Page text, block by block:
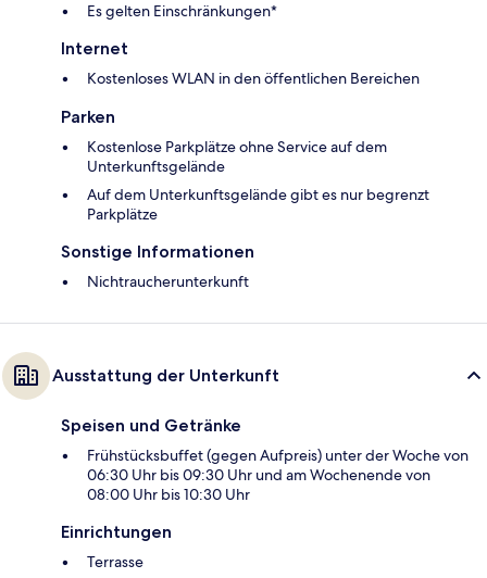
Es gelten Einschränkungen*
Internet
Kostenloses WLAN in den öffentlichen Bereichen
Parken
Kostenlose Parkplätze ohne Service auf dem
Unterkunftsgelände
Auf dem Unterkunftsgelände gibt es nur begrenzt
Parkplätze
Sonstige Informationen
Nichtraucherunterkunft
Ausstattung der Unterkunft
Speisen und Getränke
Frühstücksbuffet (gegen Aufpreis) unter der Woche von
06:30 Uhr bis 09:30 Uhr und am Wochenende von
08:00 Uhr bis 10:30 Uhr
Einrichtungen
Terrasse